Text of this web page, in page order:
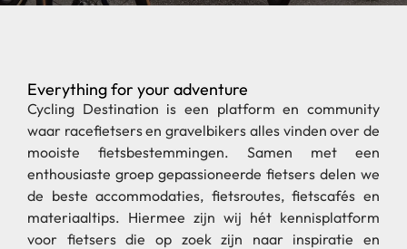
Everything for your adventure
Cycling Destination is een platform en community
waar racefietsers en gravelbikers alles vinden over de
mooiste fietsbestemmingen. Samen met een
enthousiaste groep gepassioneerde fietsers delen we
de beste accommodaties, fietsroutes, fietscafés en
materiaaltips. Hiermee zijn wij hét kennisplatform
voor fietsers die op zoek zijn naar inspiratie en